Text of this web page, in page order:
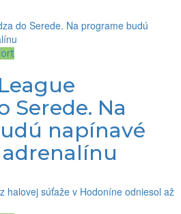
Serede. Na
napínavé